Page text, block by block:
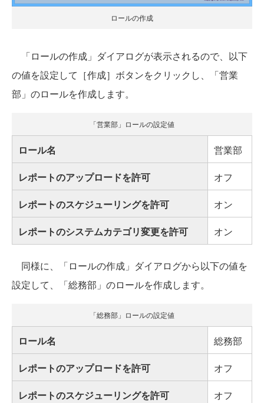
ロールの作成
「ロールの作成」ダイアログが表示されるので、以下
の値を設定して［作成］ボタンをクリックし、「営業
部」のロールを作成します。
「営業部」ロールの設定値
ロール名
営業部
レポートのアップロードを許可
オフ
レポートのスケジューリングを許可
オン
レポートのシステムカテゴリ変更を許可
オン
同様に、「ロールの作成」ダイアログから以下の値を
設定して、「総務部」のロールを作成します。
「総務部」ロールの設定値
ロール名
総務部
レポートのアップロードを許可
オフ
レポートのスケジューリングを許可
オフ